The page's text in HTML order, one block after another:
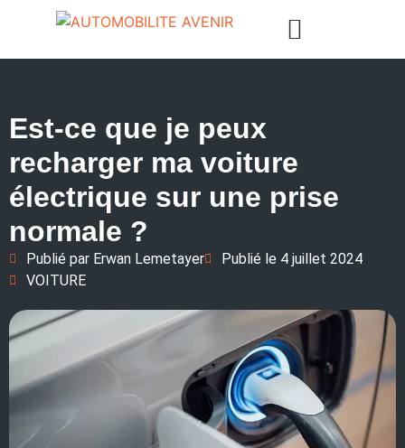
Est-ce que je peux
recharger ma voiture
électrique sur une prise
normale ?
Publié par Erwan Lemetayer Publié le 4 juillet 2024
VOITURE